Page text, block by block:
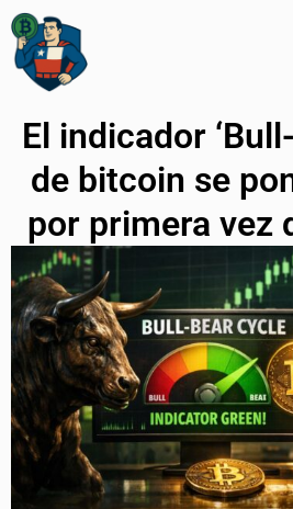
El indicador
de bitcoin se
por primera vez